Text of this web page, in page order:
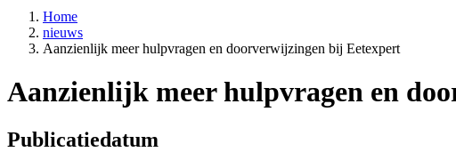
Home
nieuws
Aanzienlijk meer hulpvragen en doorverwijzingen bij Eetexpert
Aanzienlijk meer hulpvragen en
Publicatiedatum